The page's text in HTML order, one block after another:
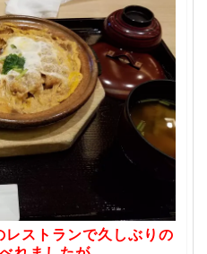
ストランで久しぶりの